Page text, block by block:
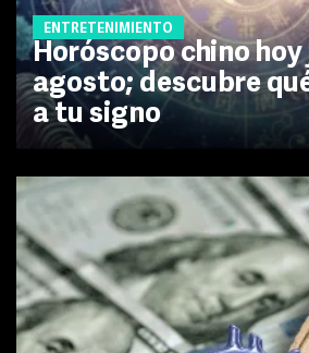
ENTRETENIMIENTO
Horóscopo chino hoy
agosto; descubre
a tu signo